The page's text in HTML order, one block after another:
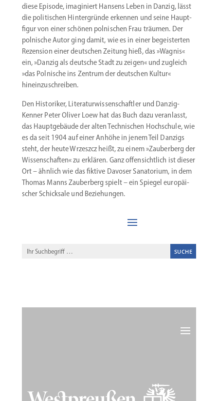
diese Episode, imagi­niert Hansens Leben in Danzig, lässt
die politi­schen Hinter­gründe erkennen und seine Haupt­
figur von einer schönen polni­schen Frau träumen. Der
polnische Autor ging damit, wie es in einer begeis­terten
Rezension einer deutschen Zeitung hieß, das »Wagnis«
ein, »Danzig als deutsche Stadt zu zeigen« und zugleich
»das Polnische ins Zentrum der deutschen Kultur«
hineinzuschreiben.
Den Histo­riker, Litera­tur­wis­sen­schaftler und Danzig-
Kenner Peter Oliver Loew hat das Buch dazu veran­lasst,
das Haupt­ge­bäude der alten Techni­schen Hochschule, wie
es da seit 1904 auf einer Anhöhe in jenem Teil Danzigs
steht, der heute Wrzeszcz heißt, zu einem »Zauberberg der
Wissen­schaften« zu erklären. Ganz offen­sichtlich ist dieser
Ort – ähnlich wie das fiktive Davoser Sanatorium, in dem
Thomas Manns Zauberberg spielt – ein Spiegel europäi­
scher Schicksale und Beziehungen.